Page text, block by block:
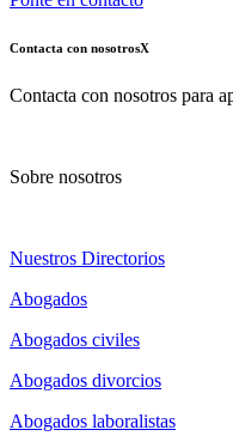
Contacta con nosotrosX
Contacta con nosotros para
Sobre nosotros
Nuestros Directorios
Abogados
Abogados civiles
Abogados divorcios
Abogados laboralistas